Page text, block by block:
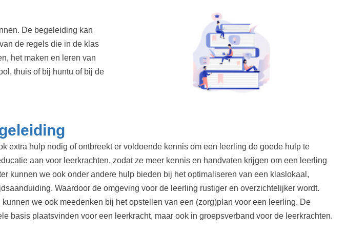
De begeleiding kan
de regels die in de klas
het maken en leren van
thuis of bij huntu of bij de
extra hulp nodig of ontbreekt er voldoende kennis om een leerling de goede hulp te
aan voor leerkrachten, zodat ze meer kennis en handvaten krijgen om een leerling
kunnen we ook onder andere hulp bieden bij het optimaliseren van een klaslokaal,
Waardoor de omgeving voor de leerling rustiger en overzichtelijker wordt.
we ook meedenken bij het opstellen van een (zorg)plan voor een leerling. De
basis plaatsvinden voor een leerkracht, maar ook in groepsverband voor de leerkrachten.